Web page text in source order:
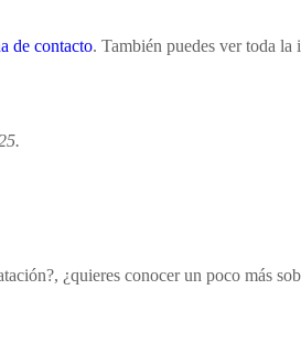
de contacto. También puedes ver toda
¿quieres conocer un poco más